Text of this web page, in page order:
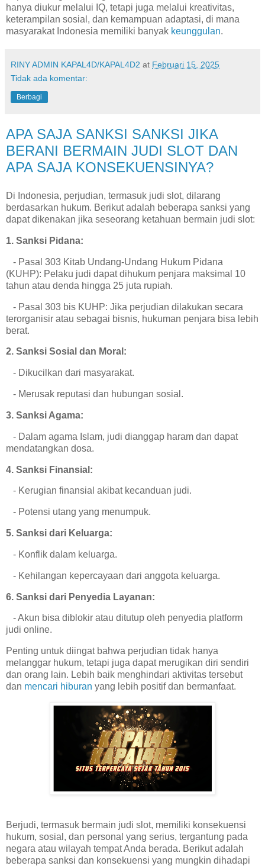
hanya diukur melalui IQ, tetapi juga melalui kreativitas,
keterampilan sosial, dan kemampuan adaptasi, di mana
masyarakat Indonesia memiliki banyak keunggulan.
RINY ADMIN KAPAL4D/KAPAL4D2 at Februari 15, 2025
Tidak ada komentar:
Berbagi
APA SAJA SANKSI SANKSI JIKA
BERANI BERMAIN JUDI SLOT DAN
APA SAJA KONSEKUENSINYA?
Di Indonesia, perjudian, termasuk judi slot, dilarang
berdasarkan hukum. Berikut adalah beberapa sanksi yang
dapat dikenakan jika seseorang ketahuan bermain judi slot:
1. Sanksi Pidana:
- Pasal 303 Kitab Undang-Undang Hukum Pidana
(KUHP): Pelaku judi dapat dihukum penjara maksimal 10
tahun atau denda hingga 25 juta rupiah.
- Pasal 303 bis KUHP: Jika perjudian dilakukan secara
terorganisir atau sebagai bisnis, hukuman penjara bisa lebih
berat.
2. Sanksi Sosial dan Moral:
- Dikucilkan dari masyarakat.
- Merusak reputasi dan hubungan sosial.
3. Sanksi Agama:
- Dalam agama Islam, judi dianggap haram dan dapat
mendatangkan dosa.
4. Sanksi Finansial:
- Kerugian finansial akibat kecanduan judi.
- Potensi utang yang menumpuk.
5. Sanksi dari Keluarga:
- Konflik dalam keluarga.
- Kehilangan kepercayaan dari anggota keluarga.
6. Sanksi dari Penyedia Layanan:
- Akun bisa diblokir atau ditutup oleh penyedia platform
judi online.
Penting untuk diingat bahwa perjudian tidak hanya
melanggar hukum, tetapi juga dapat merugikan diri sendiri
dan orang lain. Lebih baik menghindari aktivitas tersebut
dan mencari hiburan yang lebih positif dan bermanfaat.
Berjudi, termasuk bermain judi slot, memiliki konsekuensi
hukum, sosial, dan personal yang serius, tergantung pada
negara atau wilayah tempat Anda berada. Berikut adalah
beberapa sanksi dan konsekuensi yang mungkin dihadapi